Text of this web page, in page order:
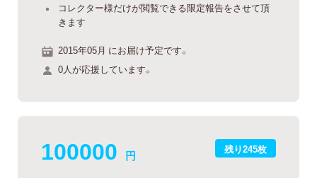
コレクター様だけが閲覧できる限定報告をさせて頂
きます
2015年05月 にお届け予定です。
0人が応援しています。
残り245枚
100000 円